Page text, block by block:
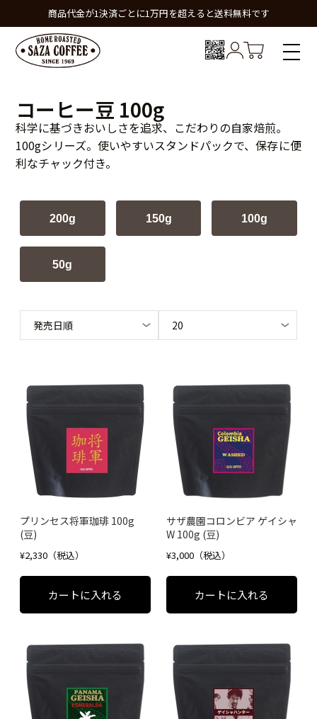
商品代金が1決済ごとに1万円を超えると送料無料です
コーヒー豆 100g
科学に基づきおいしさを追求、こだわりの自家焙煎。
100gシリーズ。使いやすいスタンドパックで、保存に便
利なチャック付き。
50g
100g
150g
200g
プリンセス将軍珈琲 100g
(豆)
¥2,330（税込）
サザ農園コロンビア ゲイシャ
W 100g (豆)
¥3,000（税込）